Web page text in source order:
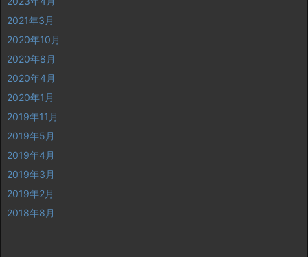
2021年3月
2020年10月
2020年8月
2020年4月
2020年1月
2019年11月
2019年5月
2019年4月
2019年3月
2019年2月
2018年8月